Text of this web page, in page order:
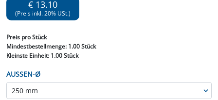
€ 13.10
(Preis inkl. 20% USt.)
Preis pro Stück
Mindestbestellmenge: 1.00 Stück
Kleinste Einheit:1.00 Stück
AUSSEN-Ø